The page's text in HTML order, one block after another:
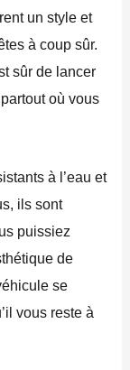
un style et
à coup sûr.
sûr de lancer
où vous
à l’eau et
ils sont
puissiez
de
se
vous reste à